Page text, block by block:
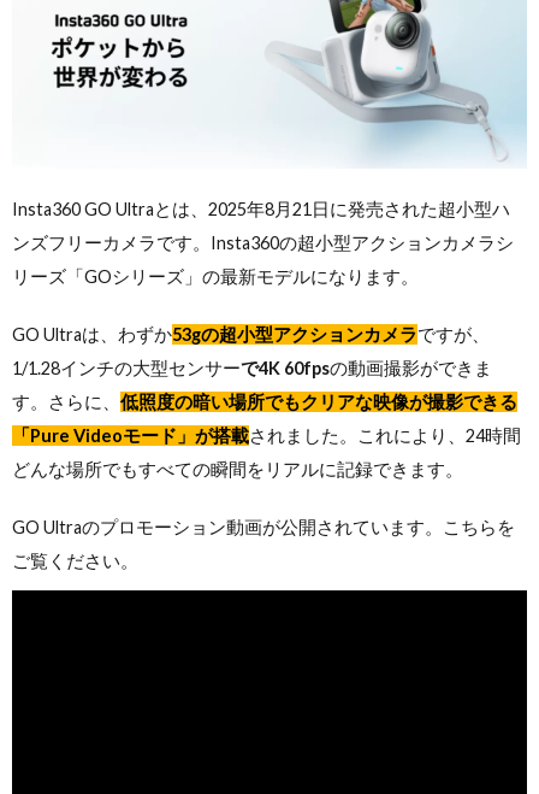
Insta360 GO Ultraとは、2025年8月21日に発売された超小型ハ
ンズフリーカメラです。Insta360の超小型アクションカメラシ
リーズ「GOシリーズ」の最新モデルになります。
GO Ultraは、わずか53gの超小型アクションカメラですが、
1/1.28インチの大型センサーで4K 60fpsの動画撮影ができま
す。さらに、 低照度の暗い場所でもクリアな映像が撮影できる
「Pure Videoモード」が搭載されました。これにより、24時間
どんな場所でもすべての瞬間をリアルに記録できます。
GO Ultraのプロモーション動画が公開されています。こちらを
ご覧ください。